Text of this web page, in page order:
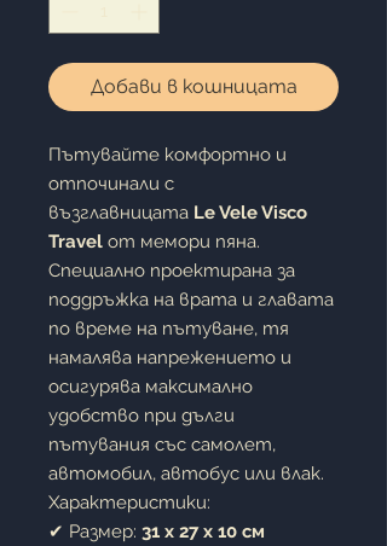
Добави в кошницата
Пътувайте комфортно и
отпочинали с
възглавницата Le Vele Visco
Travel от мемори пяна.
Специално проектирана за
поддръжка на врата и главата
по време на пътуване, тя
намалява напрежението и
осигурява максимално
удобство при дълги
пътувания със самолет,
автомобил, автобус или влак.
Характеристики:
✔ Размер: 31 x 27 x 10 см